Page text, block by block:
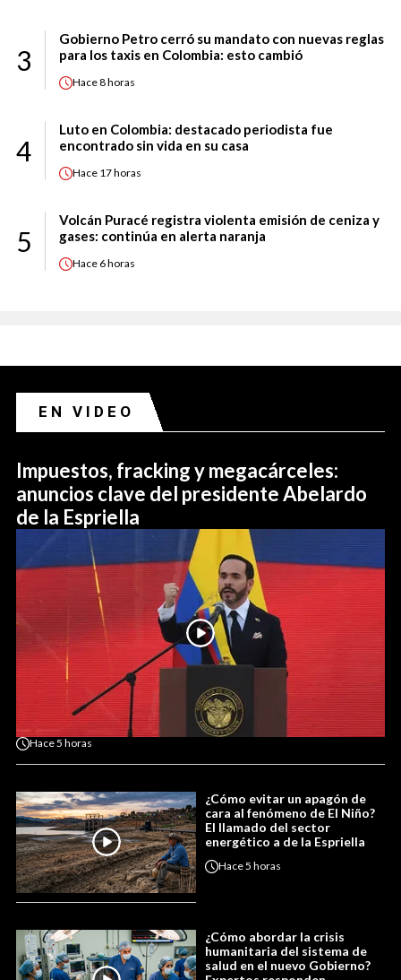
3
Gobierno Petro cerró su mandato con nuevas reglas
para los taxis en Colombia: esto cambió
Hace8 horas
4
Luto en Colombia: destacado periodista fue
encontrado sin vida en su casa
Hace 17 horas
5
Volcán Puracé registra violenta emisión de ceniza y
gases: continúa en alerta naranja
Hace 6 horas
EN VIDEO
Impuestos, fracking y megacárceles:
anuncios clave del presidente Abelardo
de la Espriella
Hace5 horas
¿Cómo evitar un apagón de
cara al fenómeno de El Niño?
El llamado del sector
energético a de la Espriella
Hace5 horas
¿Cómo abordar la crisis
humanitaria del sistema de
salud en el nuevo Gobierno?